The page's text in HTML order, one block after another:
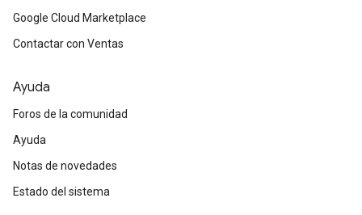
Google Cloud Marketplace
Contactar con Ventas
Ayuda
Foros de la comunidad
Ayuda
Notas de novedades
Estado del sistema